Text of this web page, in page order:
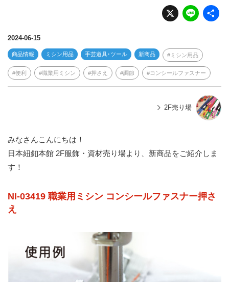
X Li
n
2024-06-15
商品情報 ミシン用品 手芸道具･ツール 新商品 ミシン用品
便利 職業用ミシン 押さえ 調節 コンシールファスナー
2F売り場
みなさんこんにちは！
日本紐釦本館 2F服飾・資材売り場より、新商品をご紹介しま
す！
NI-03419 職業用ミシン コンシールファスナー押さ
え